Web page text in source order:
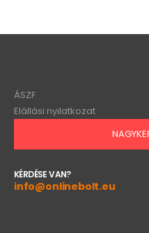
Elállási nyilatkozat
info@onlinebolt.eu